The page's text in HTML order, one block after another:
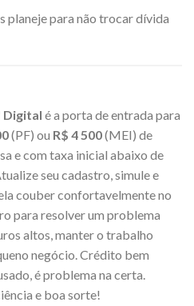
planeje para não trocar dívida
Digital é a porta de entrada para
(PF) ou R$ 4 500(MEI) de
e com taxa inicial abaixo de
seu cadastro, simule e
couber confortavelmente no
para resolver um problema
altos, manter o trabalho
negócio. Crédito bem
é problema na certa.
e boa sorte!